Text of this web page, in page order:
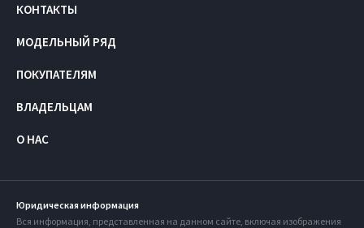
КОНТАКТЫ
МОДЕЛЬНЫЙ РЯД
ПОКУПАТЕЛЯМ
ВЛАДЕЛЬЦАМ
О НАС
Юридическая информация
Вся информация, представленная на данном сайте, включая изображения